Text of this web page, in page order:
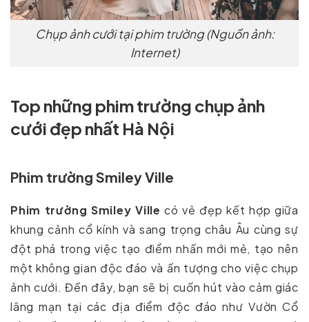
Chụp ảnh cưới tại phim trường (Nguồn ảnh:
Internet)
Top những phim trường chụp ảnh
cưới đẹp nhất Hà Nội
Phim trường Smiley Ville
Phim trường Smiley Ville có vẻ đẹp kết hợp giữa
khung cảnh cổ kính và sang trọng châu Âu cùng sự
đột phá trong việc tạo điểm nhấn mới mẻ, tạo nên
một không gian độc đáo và ấn tượng cho việc chụp
ảnh cưới. Đến đây, bạn sẽ bị cuốn hút vào cảm giác
lãng mạn tại các địa điểm độc đáo như Vườn Cổ